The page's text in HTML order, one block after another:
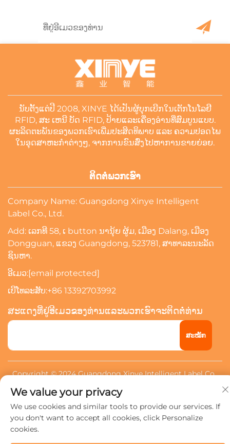
ນັບຕັ້ງແຕ່ປີ 2008, XINYE ໄດ້ເປັນຜູ້ບຸກເບີກໃນເຕັກໂນໂລຢີ
RFID, ສະ ເຫນີ ບັດ RFID, ປ້າຍແລະເຄື່ອງອ່ານທີ່ສົມບູນແບບ.
ຜະລິດຕະພັນຂອງພວກເຮົາເພີ່ມປະສິດທິພາບ ແລະ ຄວາມປອດໄພ
ໃນອຸດສາຫະກໍາຕ່າງໆ, ຈາກການຂົນສົ່ງໄປຫາການຂາຍຍ່ອຍ.
ຕິດຕໍ່ພວກເຮົາ
Company Name: Guangdong Xinye Intelligent
Label Co., Ltd.
Add: ເລກທີ 58, ເ button ນານຸ້ຍ ຜູ້ມ, ເມືອງ Dalang, ເມືອງ
Dongguan, ແຂວງ Guangdong, 523781, ສາທາລະນະລັດ
ຊິນຫາ.
ອີເມວ:[email protected]
ເບີໂທລະສັບ:+86 13392703992
ສະແດງທີ່ຢູ່ອີເມວຂອງທ່ານແລະພວກເຮົາຈະຕິດຕໍ່ທ່ານ
ສະໝັກ
Copyright © 2024 Guangdong Xinye Intelligent Label Co.,
We value your privacy
We use cookies and similar tools to provide our services. If
you don't want to accept all cookies, click Personalize
cookies.